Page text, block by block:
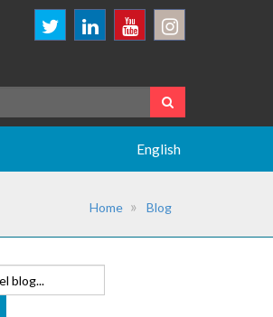
English
Home Blog